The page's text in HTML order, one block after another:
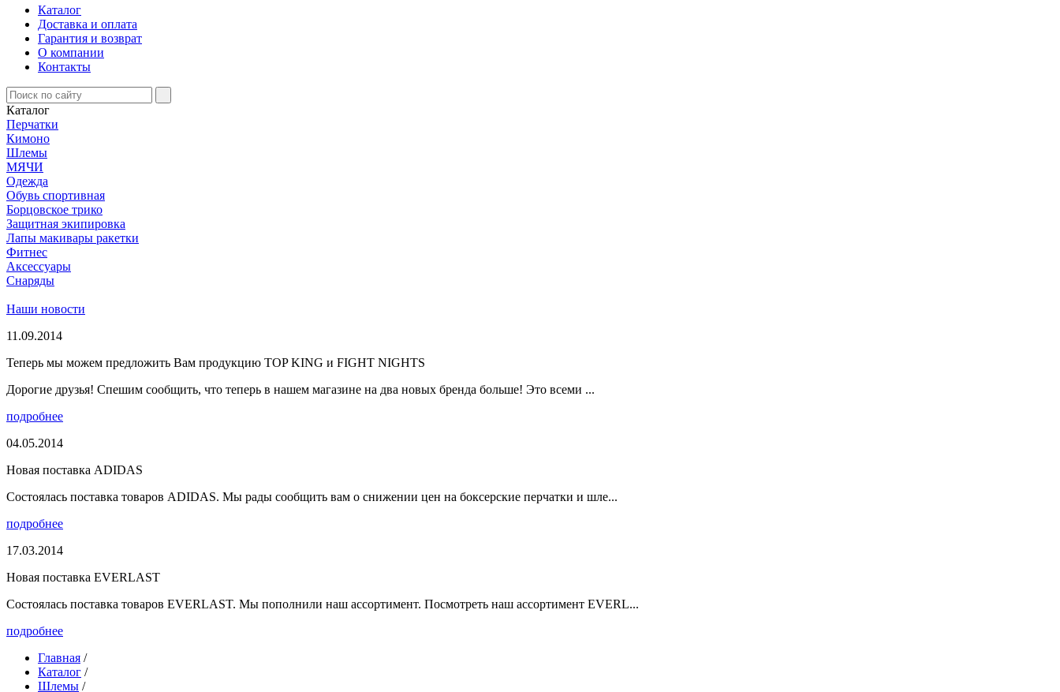
Каталог
Доставка и оплата
Гарантия и возврат
О компании
Контакты
Каталог
Перчатки
Кимоно
Шлемы
МЯЧИ
Одежда
Обувь спортивная
Борцовское трико
Защитная экипировка
Лапы макивары ракетки
Фитнес
Аксессуары
Снаряды
Наши новости
11.09.2014
Теперь мы можем предложить Вам продукцию TOP KING и FIGHT NIGHTS
Дорогие друзья! Спешим сообщить, что теперь в нашем магазине на два новых бренда больше! Это всеми ...
подробнее
04.05.2014
Новая поставка ADIDAS
Состоялась поставка товаров ADIDAS. Мы рады сообщить вам о снижении цен на боксерские перчатки и шле...
подробнее
17.03.2014
Новая поставка EVERLAST
Состоялась поставка товаров EVERLAST. Мы пополнили наш ассортимент. Посмотреть наш ассортимент EVERL...
подробнее
Главная /
Каталог /
Шлемы /